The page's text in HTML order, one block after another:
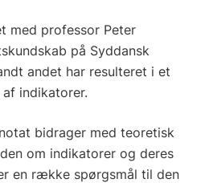
med professor Peter
på Syddansk
andet har resulteret i et
indikatorer.
bidrager med teoretisk
om indikatorer og deres
en række spørgsmål til den